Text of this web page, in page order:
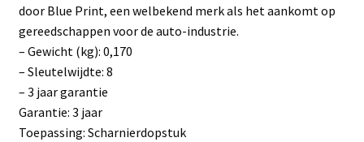
door Blue Print, een welbekend merk als het aankomt op
gereedschappen voor de auto-industrie.
– Gewicht (kg): 0,170
– Sleutelwijdte: 8
– 3 jaar garantie
Garantie: 3 jaar
Toepassing: Scharnierdopstuk